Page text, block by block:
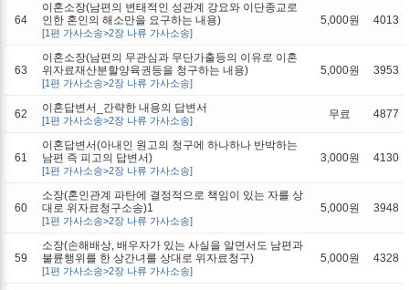
64
이혼소장(남편의 변태적인 성관계 강요와 이단종교로
인한 혼인의 해소만을 요구하는 내용)
[1편 가사소송>2장 나류 가사소송]
5,000원 4013
63
이혼소장(남편의 무관심과 무단가출등의 이유로 이혼
위자료재산분할양육권등을 청구하는 내용)
[1편 가사소송>2장 나류 가사소송]
5,000원 3953
62 이혼답변서_간략한 내용의 답변서
[1편 가사소송>2장 나류 가사소송] 무료 4877
61
이혼답변서(아내인 원고의 청구에 하나하나 반박하는
남편 즉 피고의 답변서)
[1편 가사소송>2장 나류 가사소송]
3,000원 4130
60
소장(혼인관계 파탄에 결정적으로 책임이 있는 자를 상
대로 위자료청구소송)1
[1편 가사소송>2장 나류 가사소송]
5,000원 3948
59
소장(손해배상, 배우자가 있는 사실을 알면서도 남편과
불륜행위를 한 상간녀를 상대로 위자료청구)
[1편 가사소송>2장 나류 가사소송]
5,000원 4328